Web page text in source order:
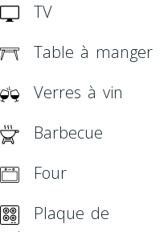
TV
Table à manger
Verres à vin
Barbecue
Four
Plaque de